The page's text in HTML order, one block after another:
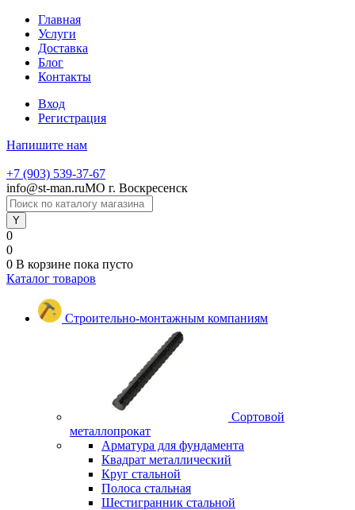
Главная
Услуги
Доставка
Блог
Контакты
Вход
Регистрация
Напишите нам
+7 (903) 539-37-67
info@st-man.ruМО г. Воскресенск
0
0
0 В корзине пока пусто
Каталог товаров
Строительно-монтажным компаниям
Сортовой
металлопрокат
Арматура для фундамента
Квадрат металлический
Круг стальной
Полоса стальная
Шестигранник стальной